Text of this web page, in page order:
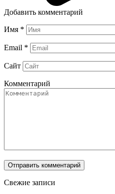
Добавить комментарий
Имя *
Email *
Сайт
Комментарий
Свежие записи